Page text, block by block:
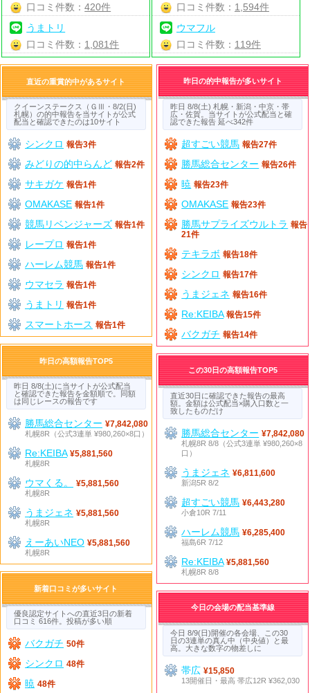
口コミ件数：420件
うまトリ
口コミ件数： 1,081件
口コミ件数： 1,594件
ウマフル
口コミ件数： 119件
直近の重賞的中があるサイト
クイーンステークス（ＧⅢ・8/2(日)
札幌）の的中報告を当サイトが公式
配当と確認できたのは10サイト
シンクロ 報告3件
みどりの的中らんど 報告2件
サキガケ 報告1件
OMAKASE 報告1件
競馬リベンジャーズ 報告1件
レープロ 報告1件
ハーレム競馬 報告1件
ウマセラ 報告1件
うまトリ 報告1件
スマートホース 報告1件
昨日の的中報告が多いサイト
昨日 8/8(土) 札幌・新潟・中京・帯
広・佐賀。当サイトが公式配当と確
認できた報告 延べ342件
超すごい競馬 報告27件
勝馬総合センター 報告26件
暁 報告23件
OMAKASE 報告23件
勝馬サプライズウルトラ 報告
21件
テキラボ 報告18件
シンクロ 報告17件
うまジェネ 報告16件
Re:KEIBA 報告15件
バクガチ 報告14件
昨日の高額報告TOP5
昨日 8/8(土)に当サイトが公式配当
と確認できた報告を金額順で。同額
は同じレースの報告です
勝馬総合センター ¥7,842,080
札幌8R（公式3連単 ¥980,260×8口）
Re:KEIBA ¥5,881,560
札幌8R
ウマくる。
¥5,881,560
札幌8R
うまジェネ ¥5,881,560
札幌8R
えーあいNEO ¥5,881,560
札幌8R
この30日の高額報告TOP5
直近30日に確認できた報告の最高
額。金額は公式配当×購入口数と一
致したものだけ
勝馬総合センター ¥7,842,080
札幌8R 8/8（公式3連単 ¥980,260×8
口）
うまジェネ ¥6,811,600
新潟5R 8/2
超すごい競馬 ¥6,443,280
小倉10R 7/11
ハーレム競馬 ¥6,285,400
福島6R 7/12
Re:KEIBA ¥5,881,560
札幌8R 8/8
新着口コミが多いサイト
優良認定サイトへの直近3日の新着
口コミ 616件。投稿が多い順
バクガチ 50件
シンクロ 48件
暁 48件
今日の会場の配当基準線
今日 8/9(日)開催の各会場、この30
日の3連単の真ん中（中央値）と最
高。大きな数字の物差しに
帯広¥15,850
13開催日・最高 帯広12R ¥362,030